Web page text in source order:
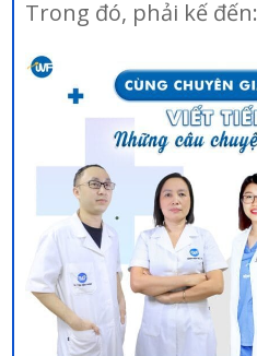
Trong đó, phải kế đến: